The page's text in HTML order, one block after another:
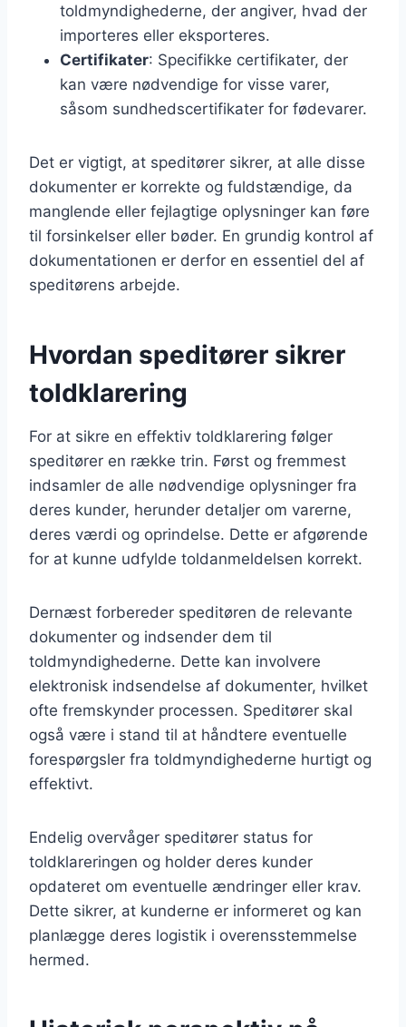
toldmyndighederne, der angiver, hvad der
importeres eller eksporteres.
Certifikater: Specifikke certifikater, der
kan være nødvendige for visse varer,
såsom sundhedscertifikater for fødevarer.
Det er vigtigt, at speditører sikrer, at alle disse
dokumenter er korrekte og fuldstændige, da
manglende eller fejlagtige oplysninger kan føre
til forsinkelser eller bøder. En grundig kontrol af
dokumentationen er derfor en essentiel del af
speditørens arbejde.
Hvordan speditører sikrer
toldklarering
For at sikre en effektiv toldklarering følger
speditører en række trin. Først og fremmest
indsamler de alle nødvendige oplysninger fra
deres kunder, herunder detaljer om varerne,
deres værdi og oprindelse. Dette er afgørende
for at kunne udfylde toldanmeldelsen korrekt.
Dernæst forbereder speditøren de relevante
dokumenter og indsender dem til
toldmyndighederne. Dette kan involvere
elektronisk indsendelse af dokumenter, hvilket
ofte fremskynder processen. Speditører skal
også være i stand til at håndtere eventuelle
forespørgsler fra toldmyndighederne hurtigt og
effektivt.
Endelig overvåger speditører status for
toldklareringen og holder deres kunder
opdateret om eventuelle ændringer eller krav.
Dette sikrer, at kunderne er informeret og kan
planlægge deres logistik i overensstemmelse
hermed.